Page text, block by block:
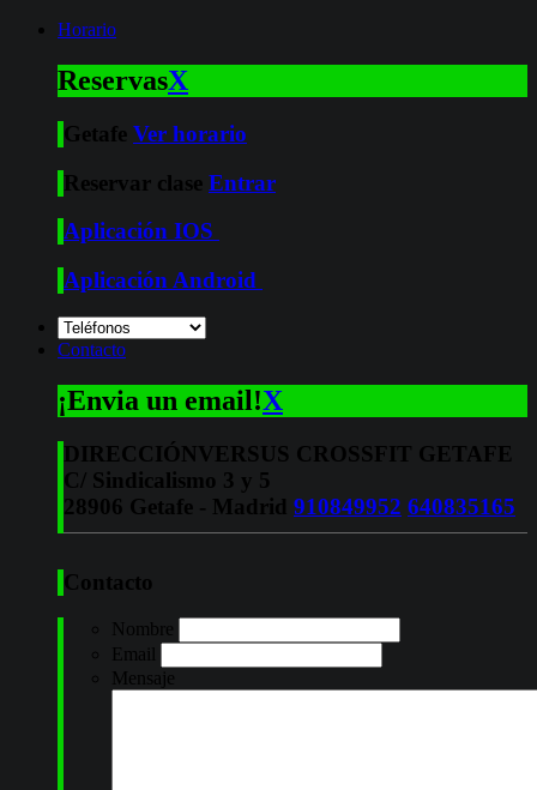
Horario
ReservasX
Getafe Ver horario
Reservar clase Entrar
Aplicación IOS
Aplicación Android
Contacto
¡Envia un email!X
DIRECCIÓNVERSUS CROSSFIT GETAFE
C/ Sindicalismo 3 y 5
28906 Getafe - Madrid 910849952 640835165
Contacto
Nombre
Email
Mensaje